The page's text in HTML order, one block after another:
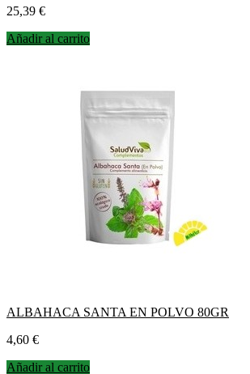
Precio
25,39 €
Añadir al carrito
ALBAHACA SANTA EN POLVO 80GR
Precio
4,60 €
Añadir al carrito